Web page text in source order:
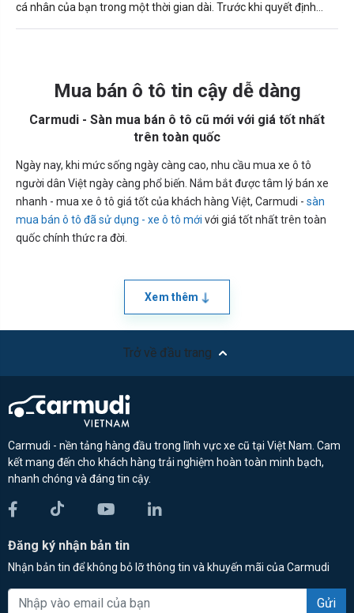
cá nhân của bạn trong một thời gian dài. Trước khi quyết định
Mua bán ô tô tin cậy dễ dàng
Carmudi - Sàn mua bán ô tô cũ mới với giá tốt nhất
trên toàn quốc
Ngày nay, khi mức sống ngày càng cao, nhu cầu mua xe ô tô
người dân Việt ngày càng phổ biến. Nắm bắt được tâm lý bán xe
nhanh - mua xe ô tô giá tốt của khách hàng Việt, Carmudi - sàn
mua bán ô tô đã sử dụng - xe ô tô mới với giá tốt nhất trên toàn
quốc chính thức ra đời.
Xem thêm
Trở về đầu trang
Carmudi - nền tảng hàng đầu trong lĩnh vực xe cũ tại Việt Nam. Cam
kết mang đến cho khách hàng trải nghiệm hoàn toàn minh bạch,
nhanh chóng và đáng tin cậy.
Đăng ký nhận bản tin
Nhận bản tin để không bỏ lỡ thông tin và khuyến mãi của Carmudi
Gửi